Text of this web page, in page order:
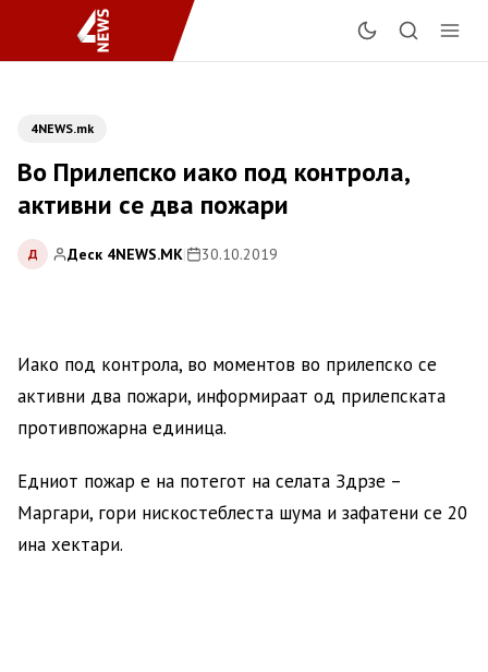
4NEWS.mk
Во Прилепско иако под контрола,
активни се два пожари
Д Деск 4NEWS.MK| 30.10.2019
Иако под контрола, во моментов во прилепско се
активни два пожари, информираат од прилепската
противпожарна единица.
Едниот пожар е на потегот на селата Здрзе –
Маргари, гори нискостеблеста шума и зафатени се 20
ина хектари.